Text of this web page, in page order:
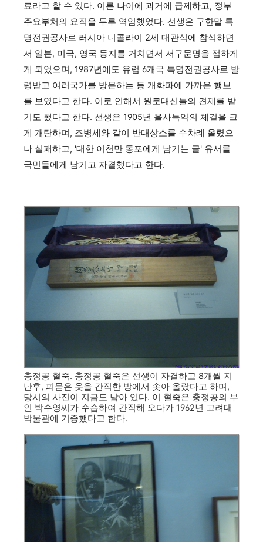
료라고 할 수 있다. 이른 나이에 과거에 급제하고, 정부
주요부처의 요직을 두루 역임했었다. 선생은 구한말 특
명전권공사로 러시아 니콜라이 2세 대관식에 참석하면
서 일본, 미국, 영국 등지를 거치면서 서구문명을 접하게
게 되었으며, 1987년에도 유럽 6개국 특명전권공사로 발
령받고 여러국가를 방문하는 등 개화파에 가까운 행보
를 보였다고 한다. 이로 인해서 원로대신들의 견제를 받
기도 했다고 한다. 선생은 1905년 을사늑약의 체결을 크
게 개탄하며, 조병세와 같이 반대상소를 수차례 올렸으
나 실패하고, '대한 이천만 동포에게 남기는 글' 유서를
국민들에게 남기고 자결했다고 한다.
충정공 혈죽. 충정공 혈죽은 선생이 자결하고 8개월 지
난후, 피묻은 옷을 간직한 방에서 솟아 올랐다고 하며,
당시의 사진이 지금도 남아 있다. 이 혈죽은 충정공의 부
인 박수영씨가 수습하여 간직해 오다가 1962년 고려대
박물관에 기증했다고 한다.